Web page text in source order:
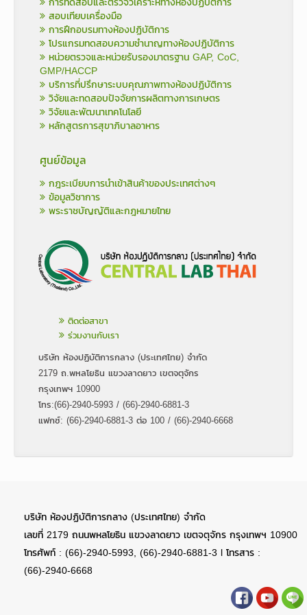
สอบเทียบเครื่องมือ
การฝึกอบรมทางห้องปฏิบัติการ
โปรแกรมทดสอบความชำนาญทางห้องปฏิบัติการ
หน่วยตรวจและหน่วยรับรองมาตรฐาน GAP, CoC,
GMP/HACCP
บริการที่ปรึกษาระบบคุณภาพทางห้องปฏิบัติการ
วิจัยและทดสอบปัจจัยการผลิตทางการเกษตร
วิจัยและพัฒนาเทคโนโลยี
หลักสูตรการสุขาภิบาลอาหาร
ศูนย์ข้อมูล
กฎระเบียบการนำเข้าสินค้าของประเทศต่างๆ
ข้อมูลวิชาการ
พระราชบัญญัติและกฎหมายไทย
ติดต่อสาขา
ร่วมงานกับเรา
บริษัท ห้องปฏิบัติการกลาง (ประเทศไทย) จำกัด
2179 ถ.พหลโยธิน แขวงลาดยาว เขตจตุจักร
กรุงเทพฯ 10900
โทร:(66)-2940-5993 / (66)-2940-6881-3
แฟกซ์: (66)-2940-6881-3 ต่อ 100 / (66)-2940-6668
บริษัท ห้องปฏิบัติการกลาง (ประเทศไทย) จำกัด
เลขที่ 2179 ถนนพหลโยธิน แขวงลาดยาว เขตจตุจักร กรุงเทพฯ 10900
โทรศัพท์ : (66)-2940-5993, (66)-2940-6881-3 l โทรสาร :
(66)-2940-6668